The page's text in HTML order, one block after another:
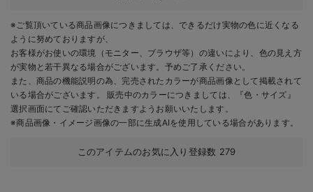
※ご覧頂いている商品画像につきましては、できるだけ実物の色に近くなる
ように努めておりますが、
お客様がお使いの環境（モニター、ブラウザ等）の違いにより、色の見え方
が実物と若干異なる場合がございます。予めご了承ください。
また、商品の機能説明の為、完売されたカラーが商品画像として掲載されて
いる場合がございます。 販売中のカラーにつきましては、『色・サイズ』
選択画面にてご確認いただきますようお願いいたします。
※商品画像・イメージ画像の一部に生成AIを使用している場合があります。
このアイテムのお気に入り登録数 279